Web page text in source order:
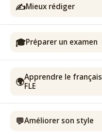
✍️Mieux rédiger
🎓Préparer un examen
🌍Apprendre le français
FLE
💬Améliorer son style